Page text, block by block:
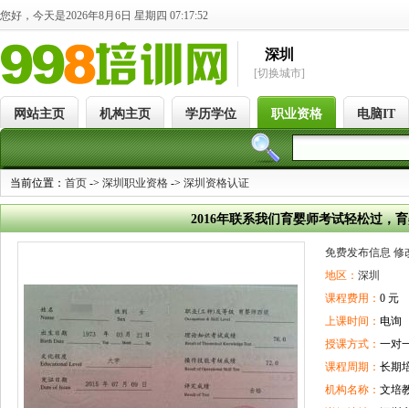
您好，今天是2026年8月6日 星期四 07:17:52
深圳
[切换城市]
网站主页 机构主页 学历学位 职业资格 电脑IT
当前位置： 首页 -> 深圳职业资格 -> 深圳资格认证
2016年联系我们育婴师考试轻松过，
免费发布信息 修
地区： 深圳
课程费用： 0 元
上课时间： 电询
授课方式： 一对
课程周期： 长期
机构名称： 文培